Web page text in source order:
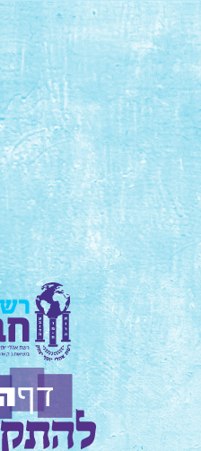
2
שלום עולם!
ברוכים הבאים לוורדפרס. זה הפוסט
אותו, ולהתחיל לכתוב.